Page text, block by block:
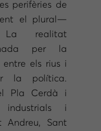
perifèries de
el plural—
La realitat
per la
els rius i
la política.
Pla Cerdà i
industrials i
Andreu, Sant